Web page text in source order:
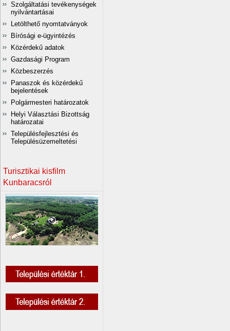
Szolgáltatási tevékenységek
nyilvántartásai
Letölthető nyomtatványok
Bírósági e-ügyintézés
Közérdekű adatok
Gazdasági Program
Közbeszerzés
Panaszok és közérdekű
bejelentések
Polgármesteri határozatok
Helyi Választási Bizottság
határozatai
Településfejlesztési és
Településüzemeltetési
Turisztikai kisfilm
Kunbaracsról